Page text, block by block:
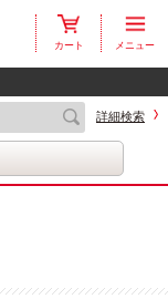
カート メニュー
詳細検索